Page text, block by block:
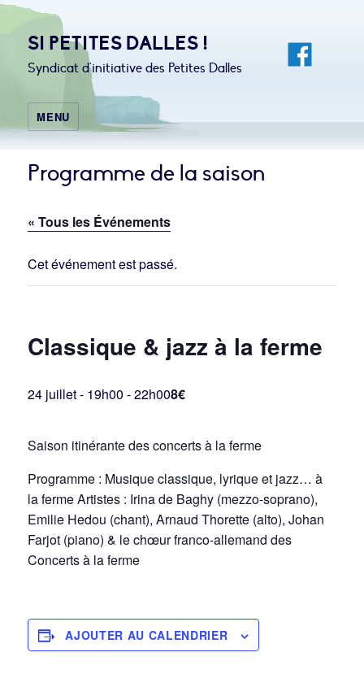
SI PETITES DALLES !
Syndicat d'initiative des Petites Dalles
MENU
Programme de la saison
« Tous les Événements
Cet événement est passé.
Classique & jazz à la ferme
24 juillet - 19h00 -22h008€
Saison itinérante des concerts à la ferme
Programme : Musique classique, lyrique et jazz… à
la ferme Artistes : Irina de Baghy (mezzo-soprano),
Emilie Hedou (chant), Arnaud Thorette (alto), Johan
Farjot (piano) & le chœur franco-allemand des
Concerts à la ferme
AJOUTER AU CALENDRIER